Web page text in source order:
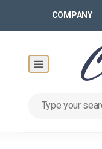
COMPANY